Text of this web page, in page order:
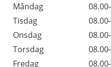
Dag
Öppettider
Kommentarer
Måndag
Tisdag
Onsdag
Torsdag
Fredag